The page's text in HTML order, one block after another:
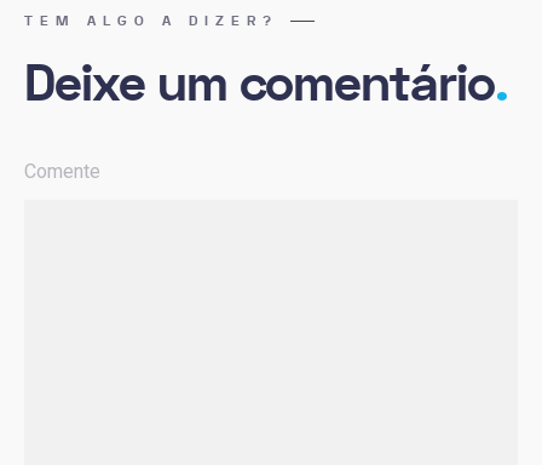
TEM ALGO A DIZER?
Deixe um comentário.
Comente